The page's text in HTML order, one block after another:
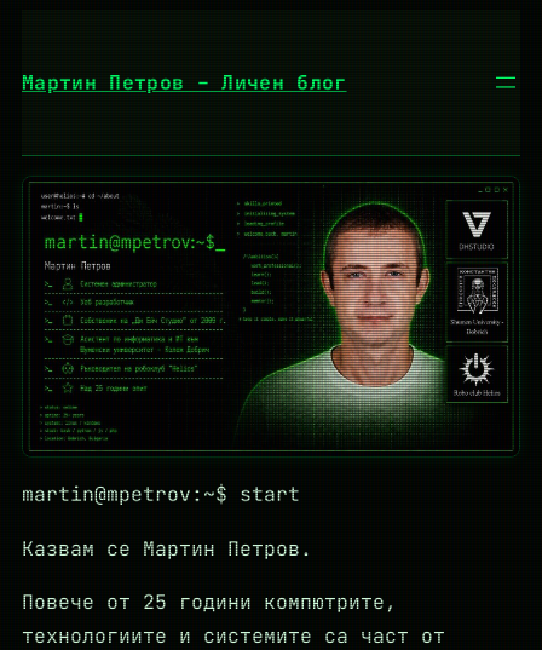
Мартин Петров – Личен блог
martin@mpetrov:~$ start
Казвам се Мартин Петров.
Повече от 25 години компютрите,
технологиите и системите са част от